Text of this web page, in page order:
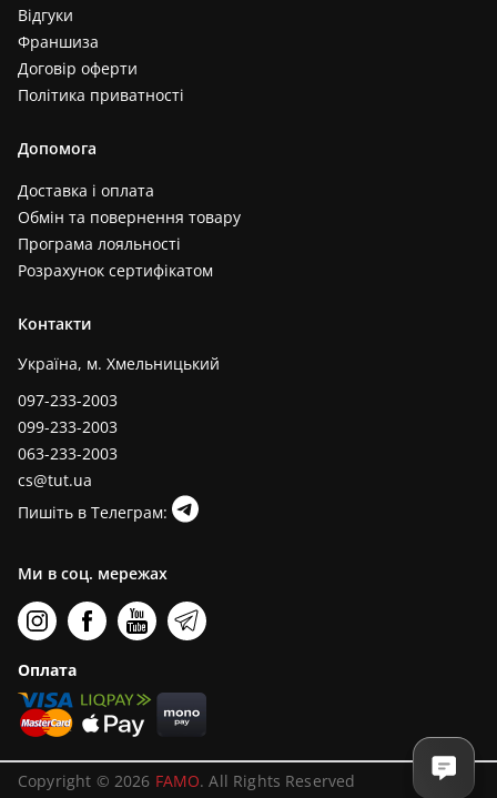
Відгуки
Франшиза
Договір оферти
Політика приватності
Допомога
Доставка і оплата
Обмін та повернення товару
Програма лояльності
Розрахунок сертифікатом
Контакти
Україна, м. Хмельницький
097-233-2003
099-233-2003
063-233-2003
cs@tut.ua
Пишіть в Телеграм:
Ми в соц. мережах
Оплата
Copyright © 2026 FAMO. All Rights Reserved